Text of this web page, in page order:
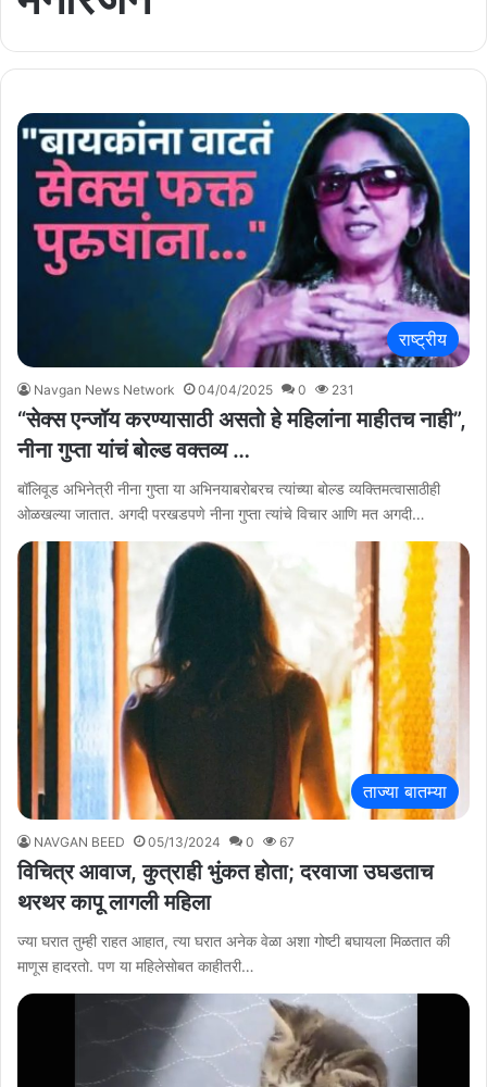
राष्ट्रीय
Navgan News Network 04/04/2025 0 231
“सेक्स एन्जॉय करण्यासाठी असतो हे महिलांना माहीतच नाही”,
नीना गुप्ता यांचं बोल्ड वक्तव्य …
बॉलिवूड अभिनेत्री नीना गुप्ता या अभिनयाबरोबरच त्यांच्या बोल्ड व्यक्तिमत्वासाठीही
ओळखल्या जातात. अगदी परखडपणे नीना गुप्ता त्यांचे विचार आणि मत अगदी…
ताज्या बातम्या
NAVGAN BEED 05/13/2024 0 67
विचित्र आवाज, कुत्राही भुंकत होता; दरवाजा उघडताच
थरथर कापू लागली महिला
ज्या घरात तुम्ही राहत आहात, त्या घरात अनेक वेळा अशा गोष्टी बघायला मिळतात की
माणूस हादरतो. पण या महिलेसोबत काहीतरी…